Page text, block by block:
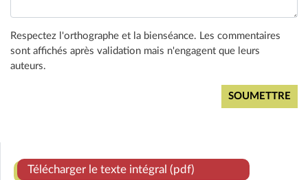
Respectez l'orthographe et la bienséance. Les commentaires
sont affichés après validation mais n'engagent que leurs
auteurs.
Télécharger le texte intégral (pdf)